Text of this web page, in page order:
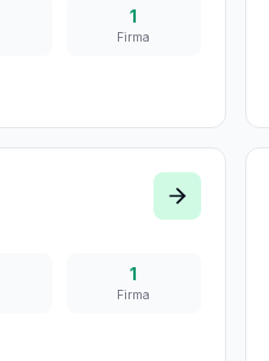
1
Firma
1
Firma